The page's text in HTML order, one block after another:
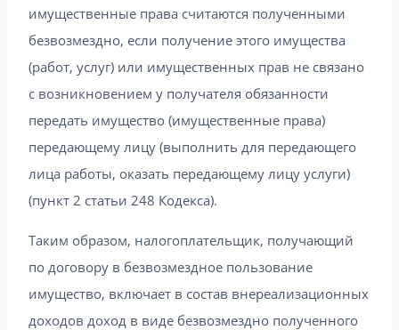
имущественные права считаются полученными
безвозмездно, если получение этого имущества
(работ, услуг) или имущественных прав не связано
с возникновением у получателя обязанности
передать имущество (имущественные права)
передающему лицу (выполнить для передающего
лица работы, оказать передающему лицу услуги)
(пункт 2 статьи 248 Кодекса).
Таким образом, налогоплательщик, получающий
по договору в безвозмездное пользование
имущество, включает в состав внереализационных
доходов доход в виде безвозмездно полученного